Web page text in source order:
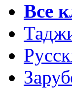
Все